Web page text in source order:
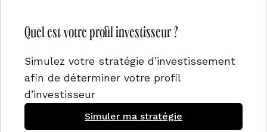
Quel est votre profil investisseur ?
Simulez votre stratégie d’investissement
afin de déterminer votre profil
d’investisseur
Simuler ma stratégie